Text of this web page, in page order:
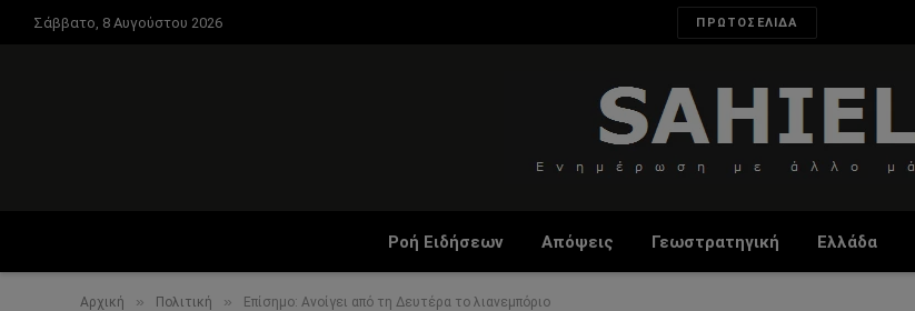
Σάββατο, 8 Αυγούστου 2026 ΠΡΩΤΟΣΕΛΙΔΑ
Ροή Ειδήσεων Απόψεις Γεωστρατηγική Ελλάδα
Αρχική » Πολιτική » Επίσημο: Ανοίγει από τη Δευτέρα το λιανεμπόριο